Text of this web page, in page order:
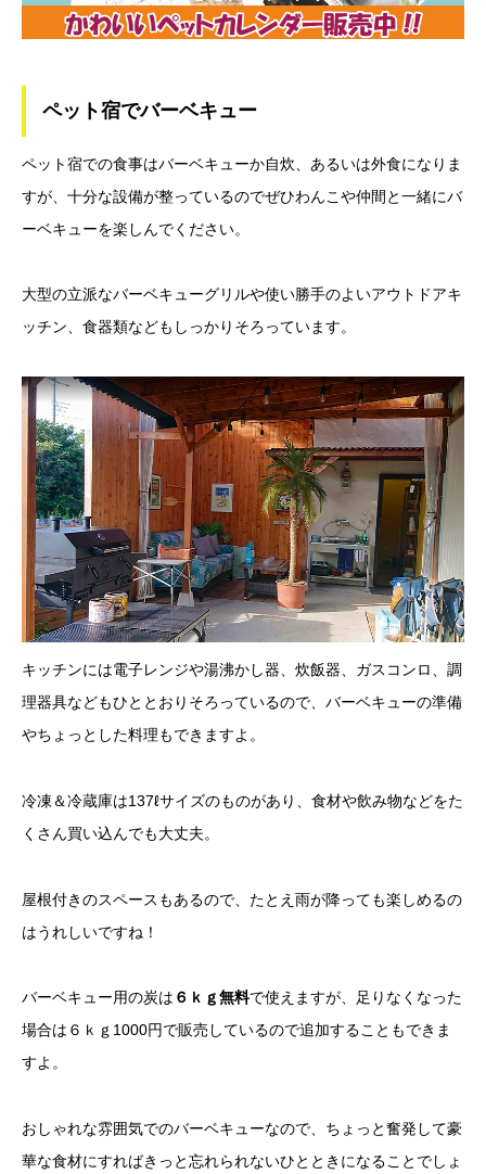
ペット宿でバーベキュー
ペット宿での食事はバーベキューか自炊、あるいは外食になりま
すが、十分な設備が整っているのでぜひわんこや仲間と一緒にバ
ーベキューを楽しんでください。
大型の立派なバーベキューグリルや使い勝手のよいアウトドアキ
ッチン、食器類などもしっかりそろっています。
キッチンには電子レンジや湯沸かし器、炊飯器、ガスコンロ、調
理器具などもひととおりそろっているので、バーベキューの準備
やちょっとした料理もできますよ。
冷凍＆冷蔵庫は137ℓサイズのものがあり、食材や飲み物などをた
くさん買い込んでも大丈夫。
屋根付きのスペースもあるので、たとえ雨が降っても楽しめるの
はうれしいですね！
バーベキュー用の炭は ６ｋｇ無料で使えますが、足りなくなった
場合は６ｋｇ1000円で販売しているので追加することもできま
すよ。
おしゃれな雰囲気でのバーベキューなので、ちょっと奮発して豪
華な食材にすればきっと忘れられないひとときになることでしょ